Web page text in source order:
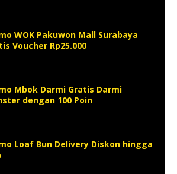
WOK Pakuwon Mall Surabaya
Voucher Rp25.000
Mbok Darmi Gratis Darmi
dengan 100 Poin
Loaf Bun Delivery Diskon hingga